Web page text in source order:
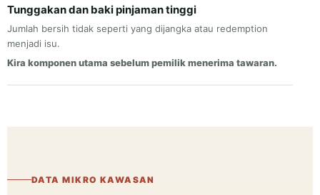
Tunggakan dan baki pinjaman tinggi
Jumlah bersih tidak seperti yang dijangka atau redemption
menjadi isu.
Kira komponen utama sebelum pemilik menerima tawaran.
DATA MIKRO KAWASAN